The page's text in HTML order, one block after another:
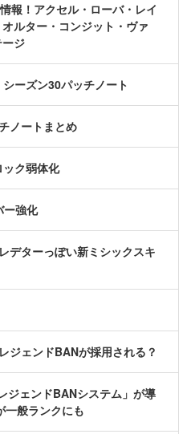
報！アクセル・ローバ・レイ
ルター・コンジット・ヴァ
ジ
ーズン30パッチノート
ノートまとめ
ック弱体化
ー強化
デターっぽい新ミシックスキ
ジェンドBANが採用される？
ジェンドBANシステム」が導
一般ランクにも